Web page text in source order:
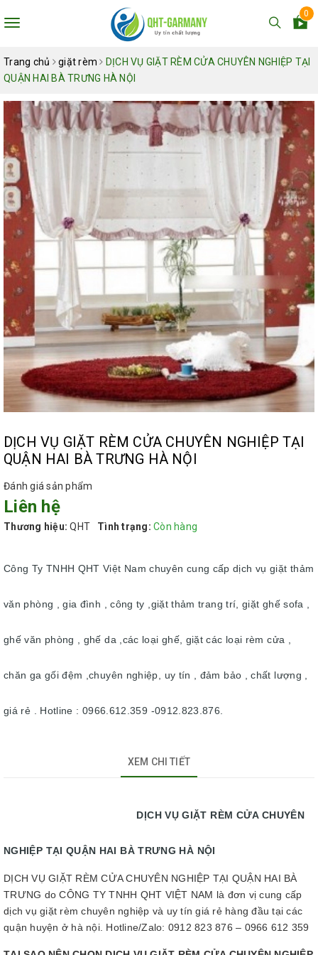
Toggle
0
Trang chủ giặt rèm
DỊCH VỤ GIẶT RÈM CỬA CHUYÊN NGHIỆP TẠI
QUẬN HAI BÀ TRƯNG HÀ NỘI
DỊCH VỤ GIẶT RÈM CỬA CHUYÊN NGHIỆP TẠI
QUẬN HAI BÀ TRƯNG HÀ NỘI
Đánh giá sản phẩm
Liên hệ
Thương hiệu: QHT Tình trạng: Còn hàng
Công Ty TNHH QHT Việt Nam chuyên cung cấp dịch vụ giặt thảm
văn phòng , gia đình , công ty ,giặt thảm trang trí, giặt ghế sofa ,
ghế văn phòng , ghế da ,các loại ghế, giặt các loại rèm cửa ,
chăn ga gối đệm ,chuyên nghiệp, uy tín , đảm bảo , chất lượng ,
giá rẻ . Hotline : 0966.612.359 -0912.823.876.
XEM CHI TIẾT
DỊCH VỤ GIẶT RÈM CỬA CHUYÊN
NGHIỆP TẠI QUẬN HAI BÀ TRƯNG HÀ NỘI
DỊCH VỤ GIẶT RÈM CỬA CHUYÊN NGHIỆP TẠI QUẬN HAI BÀ
TRƯNG do CÔNG TY TNHH QHT VIỆT NAM là đơn vị cung cấp
dịch vụ giặt rèm chuyên nghiệp và uy tín giá rẻ hàng đầu tại các
quận huyện ở hà nội. Hotline/Zalo: 0912 823 876 – 0966 612 359